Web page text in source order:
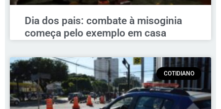
Dia dos pais: combate à misoginia
começa pelo exemplo em casa
COTIDIANO